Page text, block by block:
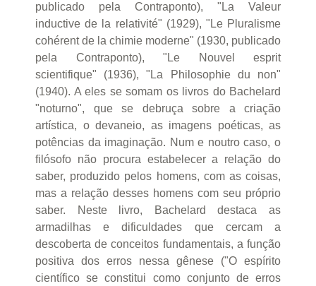
publicado pela Contraponto), "La Valeur
inductive de la relativité" (1929), "Le Pluralisme
cohérent de la chimie moderne" (1930, publicado
pela Contraponto), "Le Nouvel esprit
scientifique" (1936), "La Philosophie du non"
(1940). A eles se somam os livros do Bachelard
"noturno", que se debruça sobre a criação
artística, o devaneio, as imagens poéticas, as
potências da imaginação. Num e noutro caso, o
filósofo não procura estabelecer a relação do
saber, produzido pelos homens, com as coisas,
mas a relação desses homens com seu próprio
saber. Neste livro, Bachelard destaca as
armadilhas e dificuldades que cercam a
descoberta de conceitos fundamentais, a função
positiva dos erros nessa gênese ("O espírito
científico se constitui como conjunto de erros